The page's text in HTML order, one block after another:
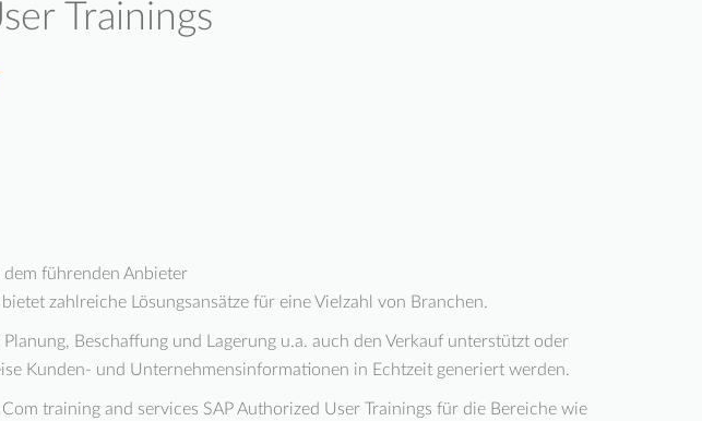
Trainings
führenden Anbieter
zahlreiche Lösungsansätze für eine Vielzahl von Branchen.
Beschaffung und Lagerung u.a. auch den Verkauf unterstützt oder
Kunden- und Unternehmensinformationen in Echtzeit generiert werden.
training and services SAP Authorized User Trainings für die Bereiche wie